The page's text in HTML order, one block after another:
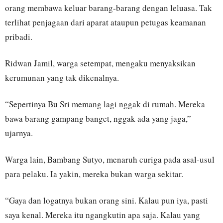
orang membawa keluar barang-barang dengan leluasa. Tak
terlihat penjagaan dari aparat ataupun petugas keamanan
pribadi.
Ridwan Jamil, warga setempat, mengaku menyaksikan
kerumunan yang tak dikenalnya.
“Sepertinya Bu Sri memang lagi nggak di rumah. Mereka
bawa barang gampang banget, nggak ada yang jaga,”
ujarnya.
Warga lain, Bambang Sutyo, menaruh curiga pada asal-usul
para pelaku. Ia yakin, mereka bukan warga sekitar.
“Gaya dan logatnya bukan orang sini. Kalau pun iya, pasti
saya kenal. Mereka itu ngangkutin apa saja. Kalau yang